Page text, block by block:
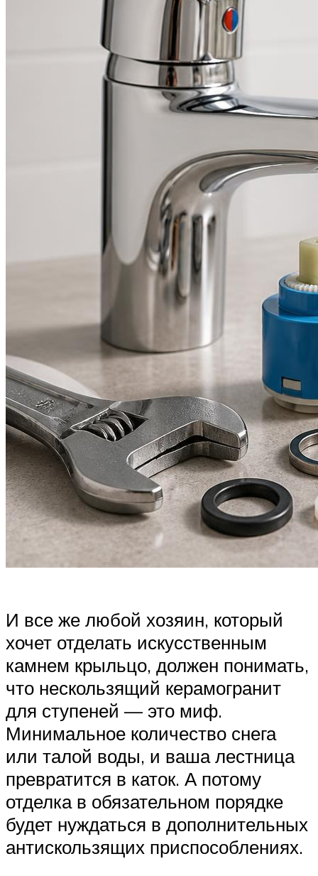
И все же любой хозяин, который
хочет отделать искусственным
камнем крыльцо, должен понимать,
что нескользящий керамогранит
для ступеней — это миф.
Минимальное количество снега
или талой воды, и ваша лестница
превратится в каток. А потому
отделка в обязательном порядке
будет нуждаться в дополнительных
антискользящих приспособлениях.